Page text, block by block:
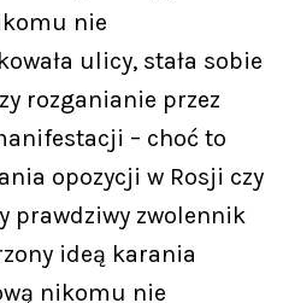
nie
ulicy, stała sobie
rozganianie przez
– choć to
opozycji w Rosji czy
prawdziwy zwolennik
ideą karania
nikomu nie